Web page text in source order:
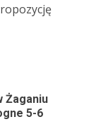
Żaganiu
5-6